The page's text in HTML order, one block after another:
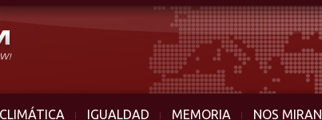
IGUALDAD MEMORIA NOS MIRAN